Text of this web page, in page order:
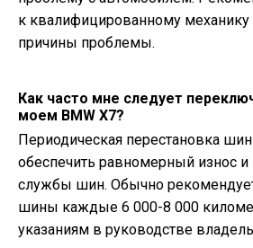
к квалифицированному механику
причины проблемы.
Как часто мне следует
моем BMW X7?
Периодическая перестановка
обеспечить равномерный износ и
службы шин. Обычно
шины каждые 6 000-8 000
указаниям в руководстве